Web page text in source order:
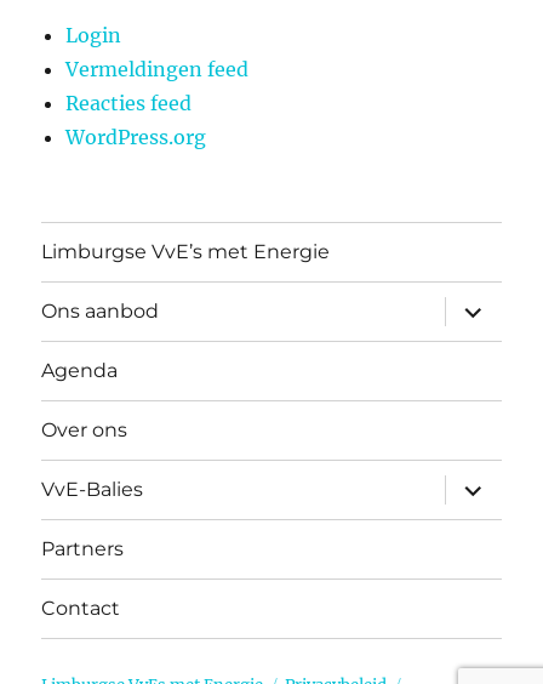
Login
Vermeldingen feed
Reacties feed
WordPress.org
Limburgse VvE’s met Energie
Ons aanbod
Agenda
Over ons
VvE-Balies
Partners
Contact